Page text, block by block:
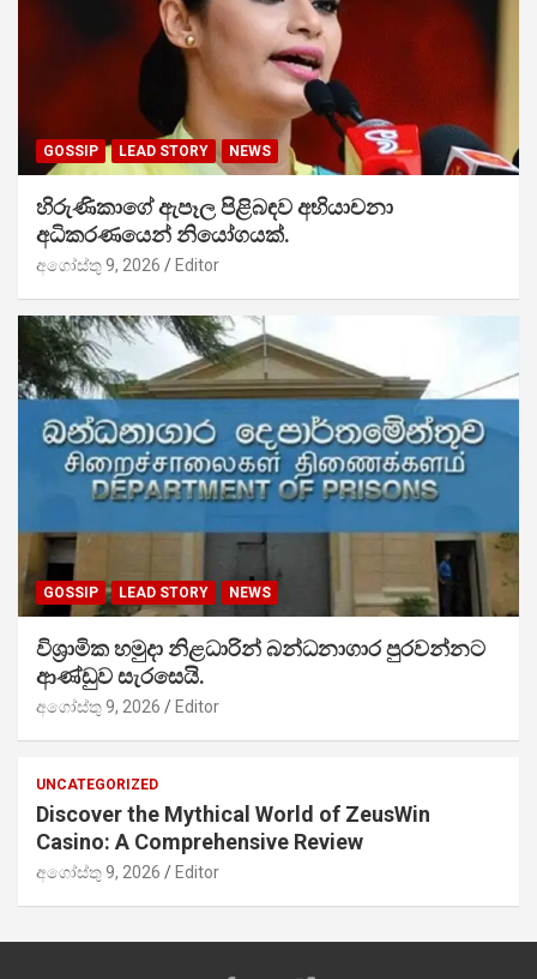
GOSSIP LEAD STORY NEWS
හිරුණිකාගේ ඇපෑල පිළිබඳව අභියාචනා
අධිකරණයෙන් නියෝගයක්.
අගෝස්තු 9, 2026 Editor
GOSSIP LEAD STORY NEWS
විශ්‍රාමික හමුදා නිළධාරින් බන්ධනාගාර පුරවන්නට
ආණ්ඩුව සැරසෙයි.
අගෝස්තු 9, 2026 Editor
UNCATEGORIZED
Discover the Mythical World of ZeusWin
Casino: A Comprehensive Review
අගෝස්තු 9, 2026 Editor